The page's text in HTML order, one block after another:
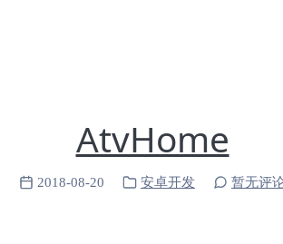
AtvHome
2018-08-20 安卓开发 暂无评